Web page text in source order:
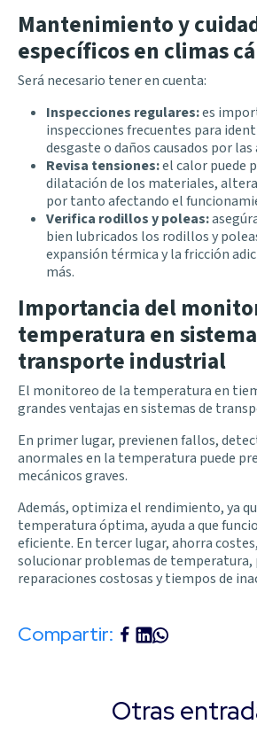
Mantenimiento y
específicos en climas
Será necesario tener en cuenta:
Inspecciones regulares:es
inspecciones frecuentes para
desgaste o daños causados por
Revisa tensiones:el calor puede
dilatación de los materiales,
por tanto afectando el
Verifica rodillos y poleas:
bien lubricados los rodillos y
expansión térmica y la fricción
más.
Importancia del
temperatura en
transporte industrial
El monitoreo de la temperatura en
grandes ventajas en sistemas de
En primer lugar, previenen fallos,
anormales en la temperatura puede
mecánicos graves.
Además, optimiza el rendimiento, ya
temperatura óptima, ayuda a que
eficiente. En tercer lugar, ahorra
solucionar problemas de temperatura,
reparaciones costosas y tiempos de
Compartir:
Otras